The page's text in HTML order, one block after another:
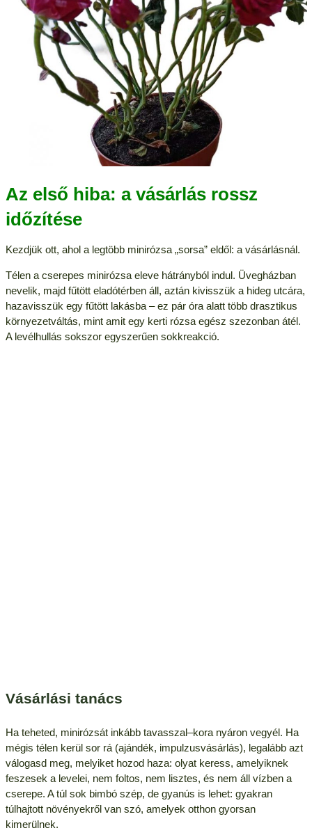
Az első hiba: a vásárlás rossz
időzítése
Kezdjük ott, ahol a legtöbb minirózsa „sorsa” eldől: a vásárlásnál.
Télen a cserepes minirózsa eleve hátrányból indul. Üvegházban
nevelik, majd fűtött eladótérben áll, aztán kivisszük a hideg utcára,
hazavisszük egy fűtött lakásba – ez pár óra alatt több drasztikus
környezetváltás, mint amit egy kerti rózsa egész szezonban átél.
A levélhullás sokszor egyszerűen sokkreakció.
Vásárlási tanács
Ha teheted, minirózsát inkább tavasszal–kora nyáron vegyél. Ha
mégis télen kerül sor rá (ajándék, impulzusvásárlás), legalább azt
válogasd meg, melyiket hozod haza: olyat keress, amelyiknek
feszesek a levelei, nem foltos, nem lisztes, és nem áll vízben a
cserepe. A túl sok bimbó szép, de gyanús is lehet: gyakran
túlhajtott növényekről van szó, amelyek otthon gyorsan
kimerülnek.